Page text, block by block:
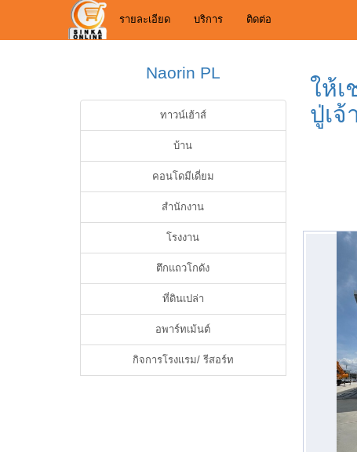
รายละเอียด บริการ ติดต่อ
Naorin PL
ทาวน์เฮ้าส์
บ้าน
คอนโดมีเดี่ยม
สำนักงาน
โรงงาน
ตึกแถวโกดัง
ที่ดินเปล่า
อพาร์ทเม้นต์
กิจการโรงแรม/ รีสอร์ท
ให้เ
ปู่เจ้